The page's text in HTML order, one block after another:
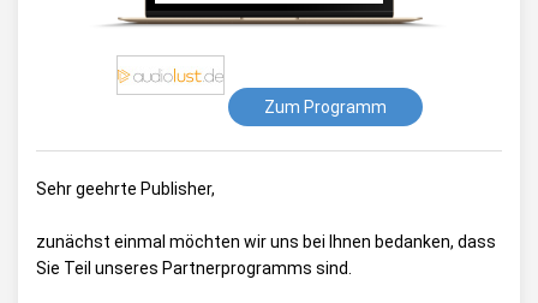
Zum Programm
Sehr geehrte Publisher,
zunächst einmal möchten wir uns bei Ihnen bedanken, dass
Sie Teil unseres Partnerprogramms sind.